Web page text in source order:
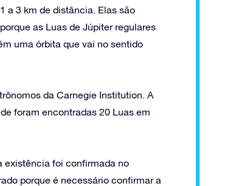
a 3 km de distância. Elas são
as Luas de Júpiter regulares
uma órbita que vai no sentido
da Carnegie Institution. A
foram encontradas 20 Luas em
existência foi confirmada no
porque é necessário confirmar a